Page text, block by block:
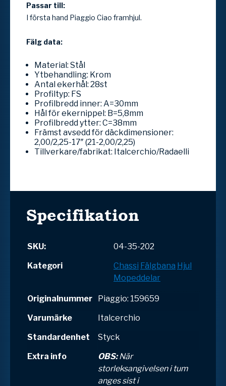
Passar till:
I första hand Piaggio Ciao framhjul.
Fälg data:
Material: Stål
Ytbehandling: Krom
Antal ekerhål: 28st
Profiltyp: FS
Profilbredd inner: A=30mm
Hål för ekernippel: B=5,8mm
Profilbredd ytter: C=38mm
Främst avsedd för däckdimensioner:
2,00/2,25-17″ (21-2,00/2,25)
Tillverkare/fabrikat: Italcerchio/Radaelli
Specifikation
SKU:
04-35-202
Kategori
Chassi Fälgbana Hjul
Mopeddelar
Originalnummer
Piaggio: 159659
Varumärke
Italcerchio
Standardenhet
Styck
Extra info
OBS:När
storleksangivelsen i tum
anges sist i